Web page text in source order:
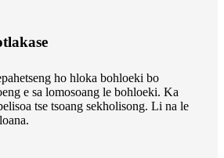
ho hloka bohloeki bo
e sa lomosoang le bohloeki. Ka
tse tsoang sekholisong. Li na le